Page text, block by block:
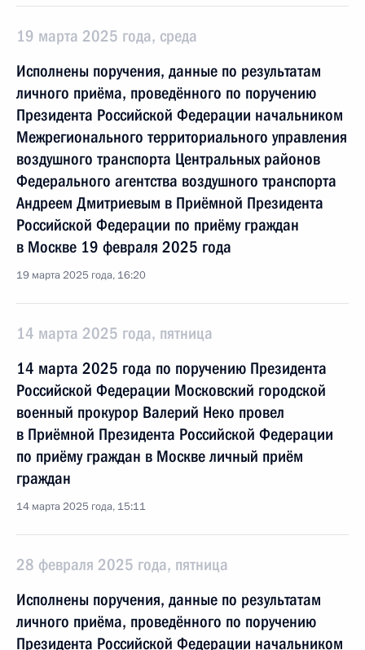
19 марта 2025 года, среда
Исполнены поручения, данные по результатам
личного приёма, проведённого по поручению
Президента Российской Федерации начальником
Межрегионального территориального управления
воздушного транспорта Центральных районов
Федерального агентства воздушного транспорта
Андреем Дмитриевым в Приёмной Президента
Российской Федерации по приёму граждан
в Москве 19 февраля 2025 года
19 марта 2025 года, 16:20
14 марта 2025 года, пятница
14 марта 2025 года по поручению Президента
Российской Федерации Московский городской
военный прокурор Валерий Неко провел
в Приёмной Президента Российской Федерации
по приёму граждан в Москве личный приём
граждан
14 марта 2025 года, 15:11
28 февраля 2025 года, пятница
Исполнены поручения, данные по результатам
личного приёма, проведённого по поручению
Президента Российской Федерации начальником